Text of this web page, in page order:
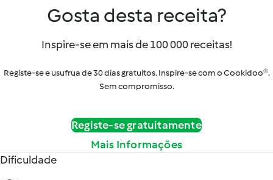
Gosta desta receita?
Inspire-se em mais de 100 000 receitas!
Registe-se e usufrua de 30 dias gratuitos. Inspire-se com o Cookidoo®.
Sem compromisso.
Registe-se gratuitamente
Mais Informações
Dificuldade